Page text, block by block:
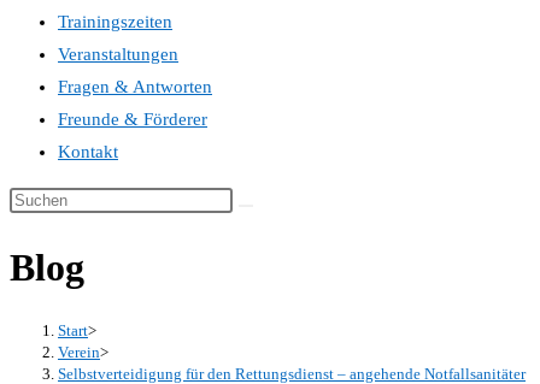
Trainingszeiten
Veranstaltungen
Fragen & Antworten
Freunde & Förderer
Kontakt
Blog
Start>
Verein>
Selbstverteidigung für den Rettungsdienst – angehende Notfallsanitäter